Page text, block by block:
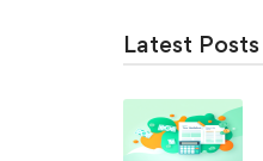
Latest Posts